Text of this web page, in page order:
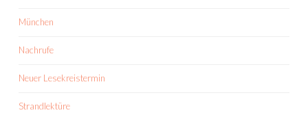
München
Nachrufe
Neuer Lesekreistermin
Strandlektüre